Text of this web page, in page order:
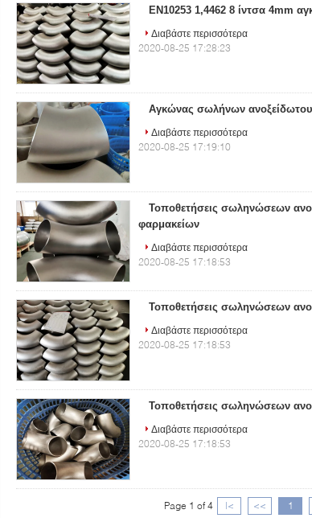
EN10253 1,4462 8 ίντσα 4mm
Διαβάστε περισσότερα
2020-08-25 17:28:23
Αγκώνας σωλήνων
Διαβάστε περισσότερα
2020-08-25 17:19:10
Τοποθετήσεις σωληνώσεων
φαρμακείων
Διαβάστε περισσότερα
2020-08-25 17:18:53
Τοποθετήσεις σωληνώσεων
Διαβάστε περισσότερα
2020-08-25 17:18:53
Τοποθετήσεις σωληνώσεων
Διαβάστε περισσότερα
2020-08-25 17:18:53
Page 1 of 4 |< << 1